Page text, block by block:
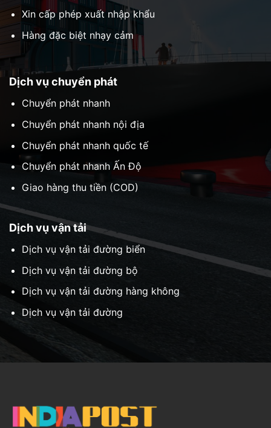
Dịch vụ chuyển phát
Chuyển phát nhanh
Chuyển phát nhanh nội địa
Chuyển phát nhanh quốc tế
Chuyển phát nhanh Ấn Độ
Giao hàng thu tiền (COD)
Dịch vụ vận tải
Dịch vụ vận tải đường biển
Dịch vụ vận tải đường bộ
Dịch vụ vận tải đường hàng không
Dịch vụ vận tải đường
Xin cấp phép xuất nhập khẩu
Hàng đặc biệt nhạy cảm